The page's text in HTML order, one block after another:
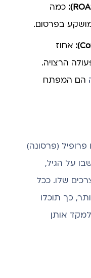
כמה
בפרסום.
אחוז
הרצויה.
הם המפתח
(פרסונה)
על הגיל,
שלו. ככל
כך תוכלו
אותן